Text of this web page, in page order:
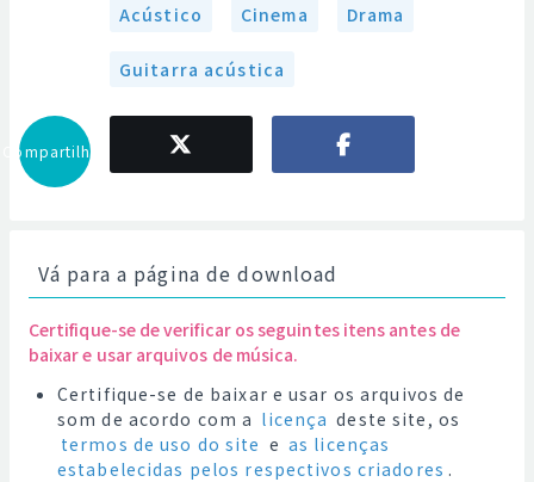
Acústico Cinema Drama
Guitarra acústica
Compartilhar
Vá para a página de download
Certifique-se de verificar os seguintes itens antes de
baixar e usar arquivos de música.
Certifique-se de baixar e usar os arquivos de
som de acordo com a licença deste site, os
termos de uso do site e as licenças
estabelecidas pelos respectivos criadores .